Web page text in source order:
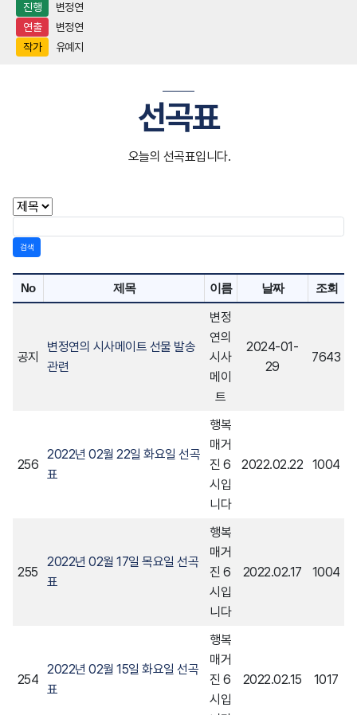
진행
변정연
연출
변정연
작가
유예지
선곡표
오늘의 선곡표입니다.
검색
No 제목 이름 날짜 조회
공지
변정연의 시사메이트 선물 발송
관련
변정
연의
시사
메이
트
2024-01-
29
7643
256
2022년 02월 22일 화요일 선곡
표
행복
매거
진 6
시입
니다
2022.02.22 1004
255
2022년 02월 17일 목요일 선곡
표
행복
매거
진 6
시입
니다
2022.02.17 1004
254
2022년 02월 15일 화요일 선곡
표
행복
매거
진 6
시입
2022.02.15 1017